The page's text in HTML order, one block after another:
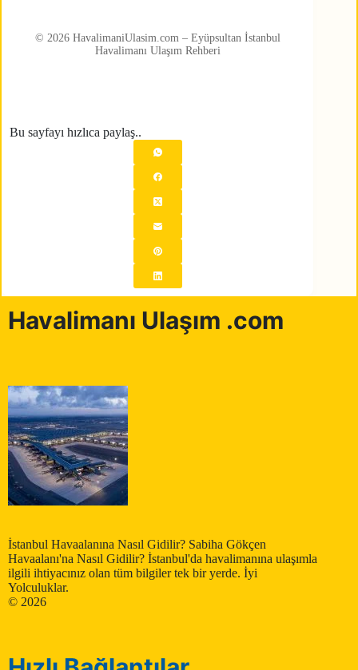
© 2026 HavalimaniUlasim.com – Eyüpsultan İstanbul
Havalimanı Ulaşım Rehberi
Bu sayfayı hızlıca paylaş..
Havalimanı Ulaşım .com
İstanbul Havaalanına Nasıl Gidilir? Sabiha Gökçen
Havaalanı'na Nasıl Gidilir? İstanbul'da havalimanına ulaşımla
ilgili ihtiyacınız olan tüm bilgiler tek bir yerde. İyi
Yolculuklar.
© 2026